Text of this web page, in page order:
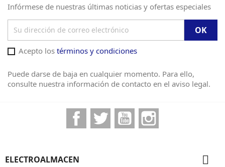
Infórmese de nuestras últimas noticias y ofertas especiales
Acepto los términos y condiciones
Puede darse de baja en cualquier momento. Para ello,
consulte nuestra información de contacto en el aviso legal.
FacebookTwitter YouTube
ELECTROALMACEN 